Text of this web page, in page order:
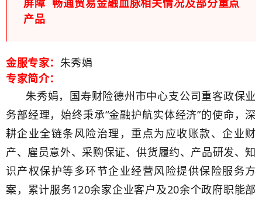
屏障 畅通贸易金融血脉相关情况及部分重点
产品
金服专家： 朱秀娟
专家简介：
朱秀娟，国寿财险德州市中心支公司重客政保业
务部经理，始终秉承“金融护航实体经济”的使命，深
耕企业全链条风险治理，重点为应收账款、企业财
产、雇员意外、采购保证、供货履约、产品研发、知
识产权保护等多环节企业经营风险提供保险服务方
案，累计服务120余家企业客户及20余个政府职能部